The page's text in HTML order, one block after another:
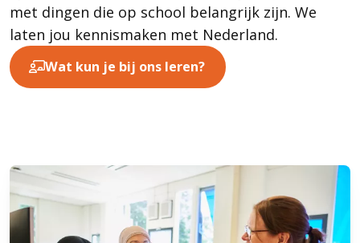
met dingen die op school belangrijk zijn. We
laten jou kennismaken met Nederland.
Wat kun je bij ons leren?